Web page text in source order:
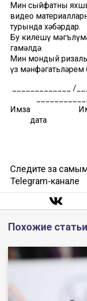
Мин сыйфатны
видео
турында хәбәрдар.
Бу килешү
гамәлдә.
Мин мондый
үз
Имза
дата
Следите за
Telegram-канале
Похожие статьи